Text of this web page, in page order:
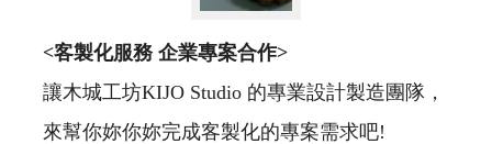
<客製化服務 企業專案合作>
讓木城工坊KIJO Studio 的專業設計製造團隊，
來幫你妳你妳完成客製化的專案需求吧!